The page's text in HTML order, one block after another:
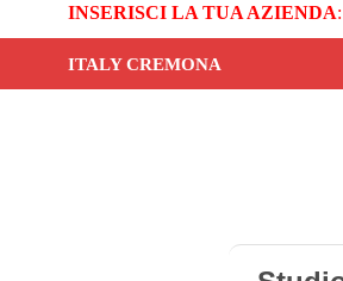
INSERISCI LA TUA AZIENDA
ITALY CREMONA